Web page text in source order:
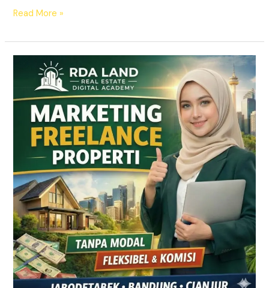
Read More »
Lowongan
Marketing
Freelance
Properti
Peluang
Income
Properti
|
RDA
LAND